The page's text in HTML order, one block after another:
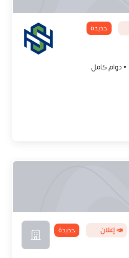
جديدة
دوام كامل
📣 إعلان جديدة